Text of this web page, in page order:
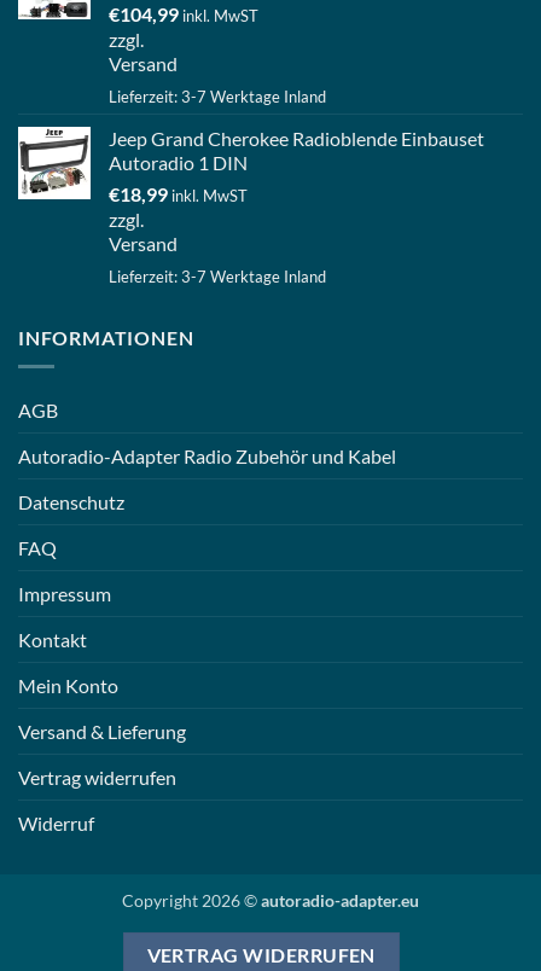
€104,99 inkl. MwST
zzgl.
Versand
Lieferzeit: 3-7 Werktage Inland
Jeep Grand Cherokee Radioblende Einbauset
Autoradio 1 DIN
€18,99 inkl. MwST
zzgl.
Versand
Lieferzeit: 3-7 Werktage Inland
INFORMATIONEN
AGB
Autoradio-Adapter Radio Zubehör und Kabel
Datenschutz
FAQ
Impressum
Kontakt
Mein Konto
Versand & Lieferung
Vertrag widerrufen
Widerruf
Copyright 2026 ©autoradio-adapter.eu
VERTRAG WIDERRUFEN